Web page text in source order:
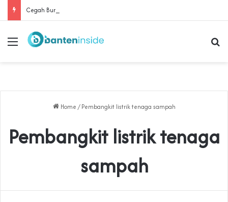
Menu
Home / Pembangkit listrik tenaga sampah
Pembangkit listrik tenaga
sampah